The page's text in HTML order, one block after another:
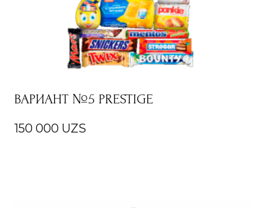
ВАРИАНТ №5 PRESTIGE
150 000 UZS